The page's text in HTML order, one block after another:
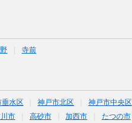
寺前
垂水区 神戸市北区 神戸市中央区
市 高砂市 加西市 たつの市